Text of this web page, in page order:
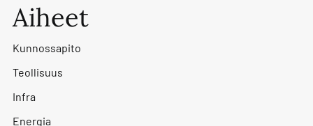
Aiheet
Kunnossapito
Teollisuus
Infra
Energia